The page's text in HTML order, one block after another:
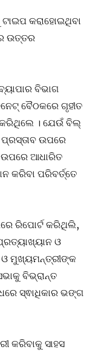
କରାହୋଇଥିବା
ଉତ୍ତର
ବିଭାଗ
ବୈଠକରେ ଗୃହୀତ
। ଯେଉଁ ବିଲ୍
ପ୍ରସ୍ତାବ ଉପରେ
ଆଧାରିତ
କରିବା ପରିବର୍ତ୍ତେ
ରିପୋର୍ଟ କରିଥିଲି,
ଓ
ଓ ମୁଖ୍ୟମନ୍ତ୍ରୀଙ୍କ
ବିଭ୍ରାନ୍ତ
ସ୍ଵାଧିକାର ଭଙ୍ଗ
କରିବାକୁ ସାହସ